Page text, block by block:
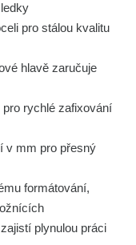
pro stálou kvalitu
hlavě zaručuje
rychlé zafixování
v mm pro přesný
formátování,
plynulou práci